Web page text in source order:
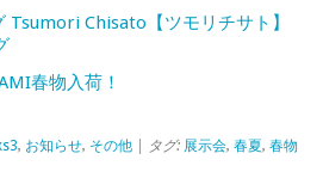
Tsumori Chisato【ツモリチサト】
春物入荷！
, お知らせ, その他 | タグ: 展示会, 春夏, 春物